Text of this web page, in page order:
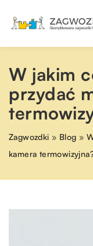
W jakim
przydać
Zagwozdki » Blog »
kamera